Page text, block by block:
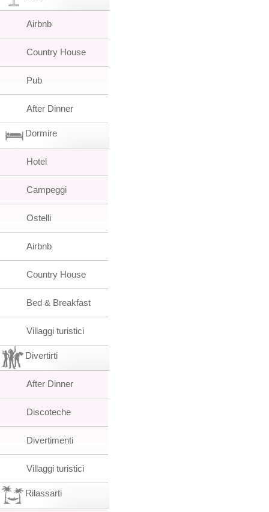
Airbnb
Country House
Pub
After Dinner
Dormire
Hotel
Campeggi
Ostelli
Airbnb
Country House
Bed & Breakfast
Villaggi turistici
Divertirti
After Dinner
Discoteche
Divertimenti
Villaggi turistici
Rilassarti